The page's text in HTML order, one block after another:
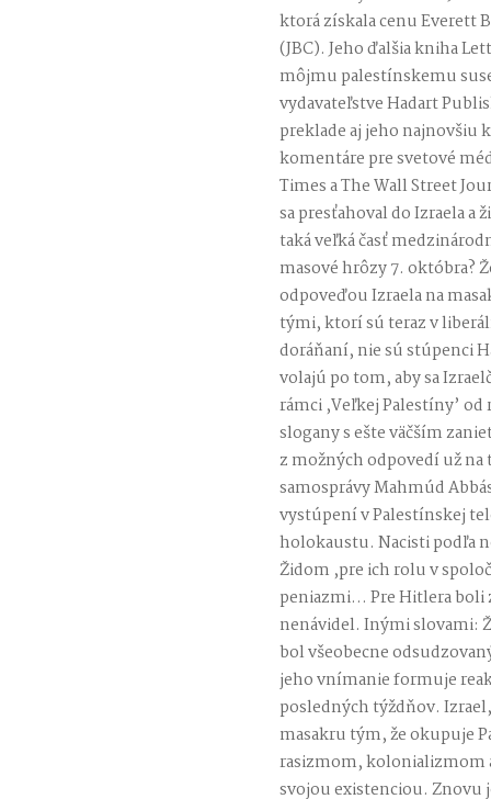
ktorá získala cenu Everett
(JBC). Jeho ďalšia kniha
môjmu palestínskemu
vydavateľstve Hadart
preklade aj jeho najnovšiu
komentáre pre svetové
Times a The Wall Street
sa presťahoval do Izraela a
taká veľká časť
masové hrôzy 7. októbra?
odpoveďou Izraela na
tými, ktorí sú teraz v
doráňaní, nie sú stúpenci
volajú po tom, aby sa
rámci ,Veľkej Palestíny’
slogany s ešte väčším
z možných odpovedí už na
samosprávy Mahmúd
vystúpení v Palestínskej
holokaustu. Nacisti podľa
Židom ,pre ich rolu v
peniazmi… Pre Hitlera boli
nenávidel. Inými slovami:
bol všeobecne
jeho vnímanie formuje
posledných týždňov.
masakru tým, že okupuje
rasizmom, kolonializmom
svojou existenciou. Znovu